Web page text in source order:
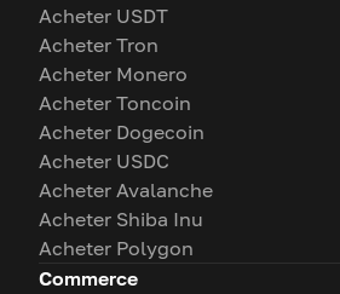
Acheter USDT
Acheter Tron
Acheter Monero
Acheter Toncoin
Acheter Dogecoin
Acheter USDC
Acheter Avalanche
Acheter Shiba Inu
Acheter Polygon
Commerce